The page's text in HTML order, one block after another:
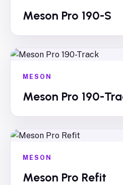
Meson Pro 190-S
MESON
Meson Pro 190-
MESON
Meson Pro Refit